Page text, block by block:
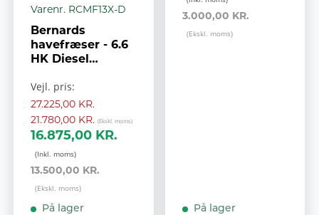
Varenr. RCMF13X-D
Bernards
havefræser - 6.6
HK Diesel
aksel - 2 gear
16.875,00 KR.
13.500,00 KR.
Vejl. pris:
27.225,00 KR.
21.780,00 KR.
På lager
3.000,00 KR.
På lager